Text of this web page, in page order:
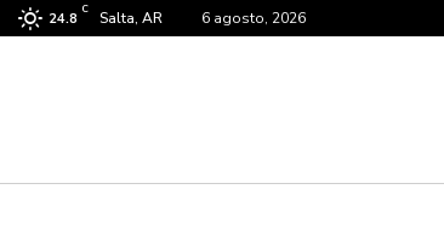
24.8
C Salta, AR 6 agosto, 2026